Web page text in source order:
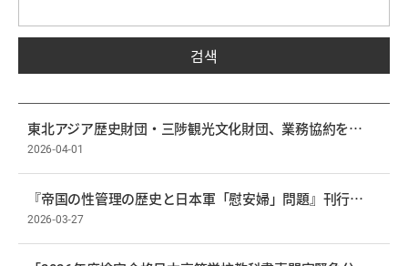
검색
東北アジア歴史財団・三陟観光文化財団、業務協約を締結
2026-04-01
『帝国の性管理の歴史と日本軍「慰安婦」問題』刊行記念ブックトーク開催
2026-03-27